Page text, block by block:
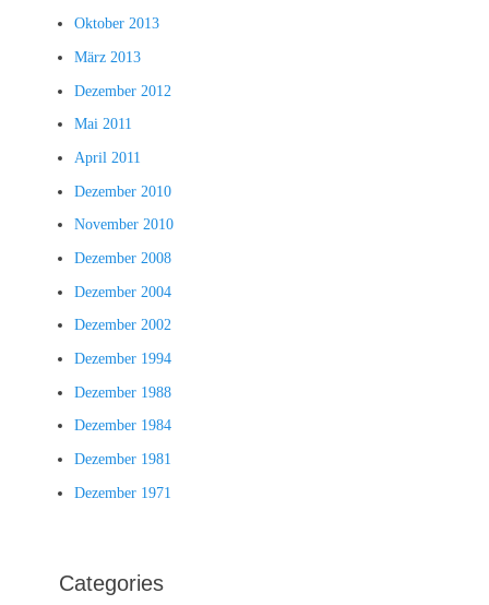
Oktober 2013
März 2013
Dezember 2012
Mai 2011
April 2011
Dezember 2010
November 2010
Dezember 2008
Dezember 2004
Dezember 2002
Dezember 1994
Dezember 1988
Dezember 1984
Dezember 1981
Dezember 1971
Categories